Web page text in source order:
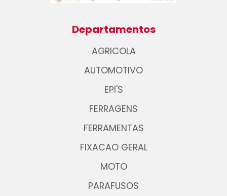
Departamentos
AGRICOLA
AUTOMOTIVO
EPI'S
FERRAGENS
FERRAMENTAS
FIXACAO GERAL
MOTO
PARAFUSOS